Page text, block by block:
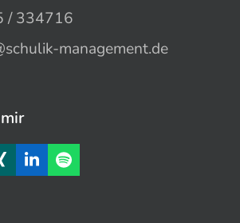
/ 334716
management.de
LinkedInSpotify